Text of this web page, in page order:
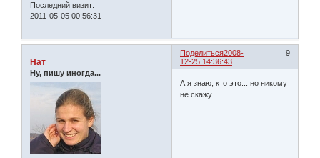
Последний визит:
2011-05-05 00:56:31
Поделиться 9
2008-
12-25 14:36:43
Нат
Ну, пишу иногда...
А я знаю, кто это... но никому
не скажу.